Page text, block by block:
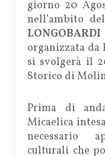
giorno 20
nell’ambito
organizzata da
si svolgerà il
Storico di
Prima di
Micaelica
necessario
culturali che